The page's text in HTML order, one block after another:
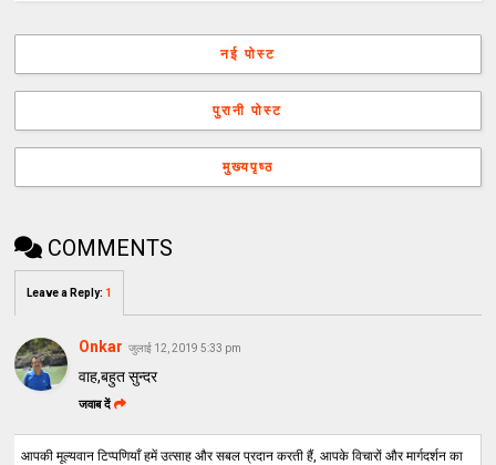
नई पोस्ट
पुरानी पोस्ट
मुख्यपृष्ठ
COMMENTS
Leave a Reply: 1
Onkar जुलाई 12, 2019 5:33 pm
वाह,बहुत सुन्दर
जवाब दें
आपकी मूल्यवान टिप्पणियाँ हमें उत्साह और सबल प्रदान करती हैं, आपके विचारों और मार्गदर्शन का